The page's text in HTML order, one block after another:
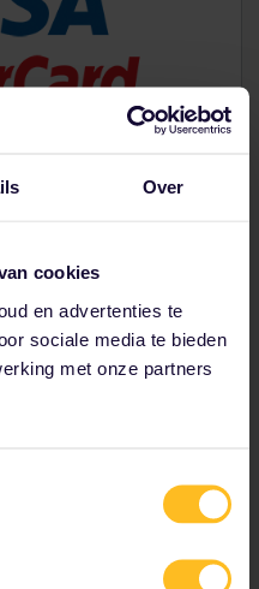
Over
cookies
en advertenties te
sociale media te bieden
met onze partners
behoren